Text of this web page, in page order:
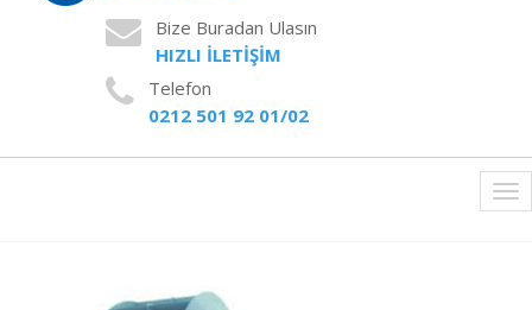
Bize Buradan Ulasın
HIZLI İLETİŞİM
Telefon
0212 501 92 01/02